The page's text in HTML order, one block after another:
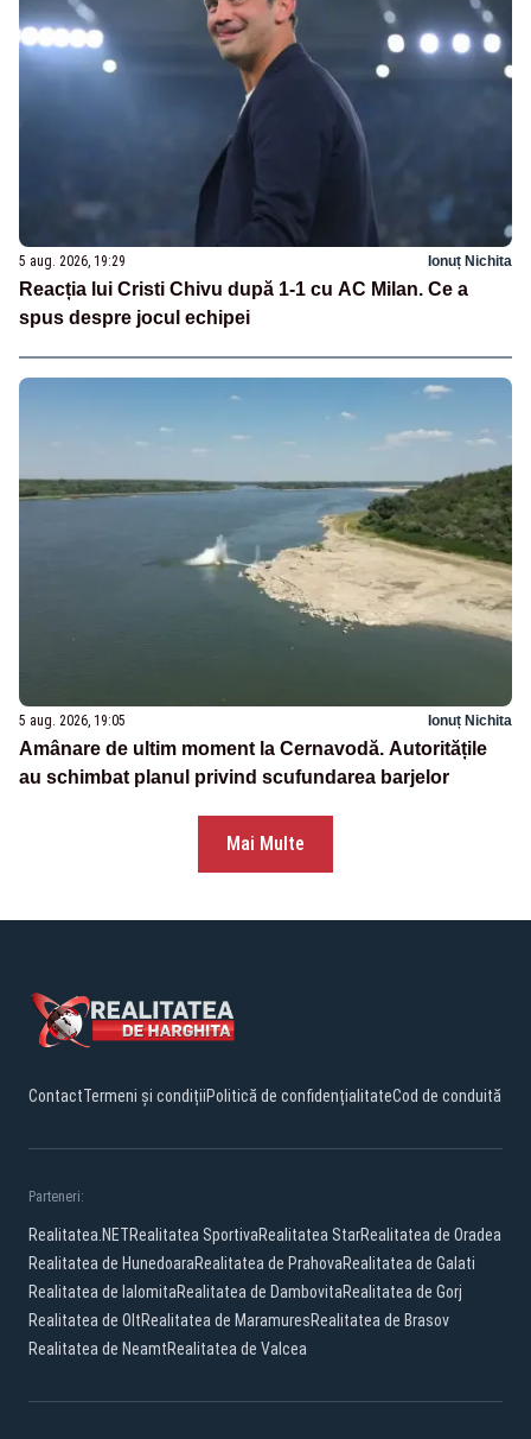
5 aug. 2026, 19:29 Ionuț Nichita
Reacția lui Cristi Chivu după 1-1 cu AC Milan. Ce a
spus despre jocul echipei
5 aug. 2026, 19:05 Ionuț Nichita
Amânare de ultim moment la Cernavodă. Autoritățile
au schimbat planul privind scufundarea barjelor
Mai Multe
ContactTermeni și condițiiPolitică de confidențialitateCod de conduită
Parteneri:
Realitatea.NETRealitatea SportivaRealitatea StarRealitatea de Oradea
Realitatea de HunedoaraRealitatea de PrahovaRealitatea de Galati
Realitatea de IalomitaRealitatea de DambovitaRealitatea de Gorj
Realitatea de OltRealitatea de MaramuresRealitatea de Brasov
Realitatea de NeamtRealitatea de Valcea